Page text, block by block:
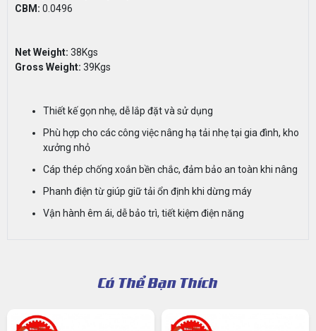
CBM: 0.0496
Net Weight: 38Kgs
Gross Weight: 39Kgs
Thiết kế gọn nhẹ, dễ lắp đặt và sử dụng
Phù hợp cho các công việc nâng hạ tải nhẹ tại gia đình, kho
xưởng nhỏ
Cáp thép chống xoắn bền chắc, đảm bảo an toàn khi nâng
Phanh điện từ giúp giữ tải ổn định khi dừng máy
Vận hành êm ái, dễ bảo trì, tiết kiệm điện năng
Có Thể Bạn Thích